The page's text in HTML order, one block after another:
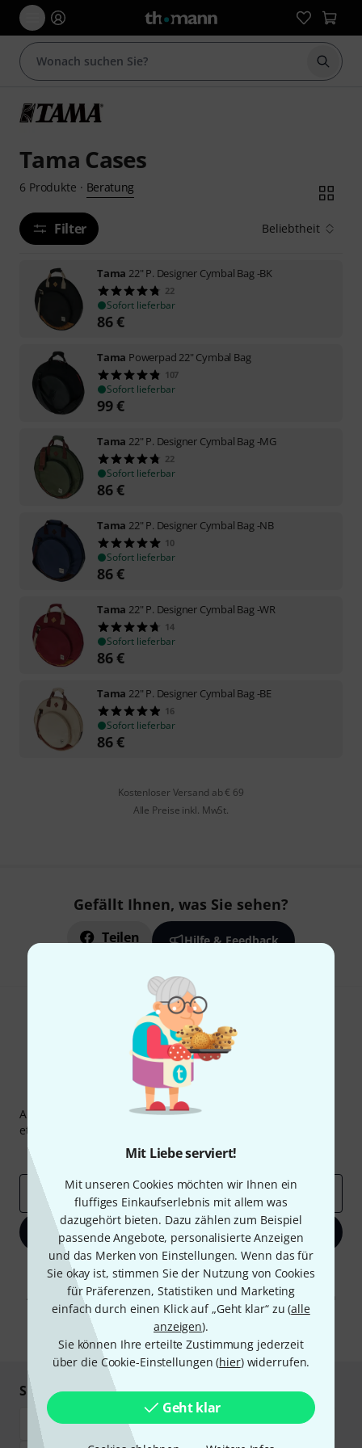
Mit Liebe serviert!
Mit unseren Cookies möchten wir Ihnen ein
fluffiges Einkaufserlebnis mit allem was
dazugehört bieten. Dazu zählen zum Beispiel
passende Angebote, personalisierte Anzeigen
und das Merken von Einstellungen. Wenn das für
Sie okay ist, stimmen Sie der Nutzung von Cookies
für Präferenzen, Statistiken und Marketing
einfach durch einen Klick auf „Geht klar“ zu (alle
anzeigen).
Sie können Ihre erteilte Zustimmung jederzeit
über die Cookie-Einstellungen (hier) widerrufen.
Geht klar
Suche
Tama Cases
6 Produkte · Beratung
Filter Beliebtheit
Tama 22" P. Designer Cymbal Bag -BK
22
Sofort lieferbar
86€
Tama Powerpad 22" Cymbal Bag
107
Sofort lieferbar
99€
Tama 22" P. Designer Cymbal Bag -MG
22
Sofort lieferbar
86€
Tama 22" P. Designer Cymbal Bag -NB
10
Sofort lieferbar
86€
Tama 22" P. Designer Cymbal Bag -WR
14
Sofort lieferbar
86€
Tama 22" P. Designer Cymbal Bag -BE
16
Sofort lieferbar
86€
Kostenloser Versand ab € 69
Alle Preise inkl. MwSt.
Gefällt Ihnen, was Sie sehen?
Teilen Hilfe & Feedback
Thomann Newsletter
Abonniere den Thomann Newsletter und gewinne mit
etwas Glück einen von
Inspirierende Beiträge
Deals
E-Mail-Adresse *
Jetzt anmelden
Mit Klick auf „Jetzt anmelden“ stimmen Sie dem Erhalt von E-Mail-
Werbung und einer Messung des E-Mail-Nutzungsverhaltens zu. Die
Abmeldung ist jederzeit möglich. Weitere Informationen finden Sie in
unserenDatenschutzhinweisen
* Pflichtfeld
Sicher einkaufen & bezahlen